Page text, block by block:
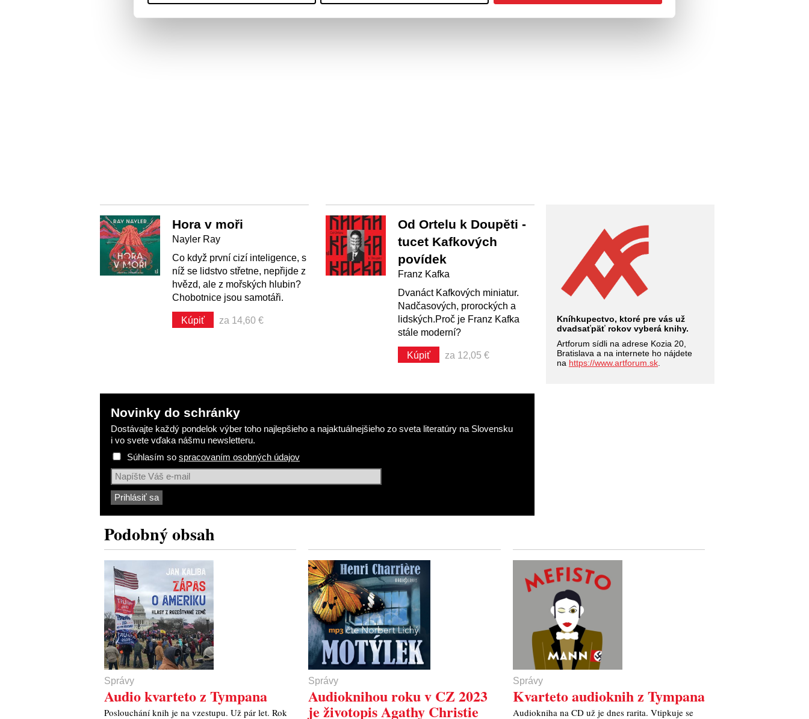
Kníhkupectvo, ktoré pre vás už
dvadsaťpäť rokov vyberá knihy.
Artforum sídli na adrese Kozia 20,
Bratislava a na internete ho nájdete
na https://www.artforum.sk
Hora v moři
Nayler Ray
Co když první cizí inteligence, s
níž se lidstvo střetne, nepřijde z
hvězd, ale z mořských hlubin?
Chobotnice jsou samotáři.
Kúpiť za 14,60 €
Od Ortelu k Doupěti -
tucet Kafkových
povídek
Franz Kafka
Dvanáct Kafkových miniatur.
Nadčasových, prorockých a
lidských.Proč je Franz Kafka
stále moderní?
Kúpiť za 12,05 €
Novinky do schránky
Dostávajte každý pondelok výber toho najlepšieho a najaktuálnejšieho zo sveta literatúry na Slovensku
i vo svete vďaka nášmu newsletteru.
Súhlasím so spracovaním osobných údajov
Podobný obsah
Správy
Audio kvarteto z Tympana
Poslouchání knih je na vzestupu. Už pár let. Rok
Správy
Audioknihou roku v CZ 2023
je životopis Agathy Christie
Správy
Kvarteto audioknih z Tympana
Audiokniha na CD už je dnes rarita. Vtipkuje se